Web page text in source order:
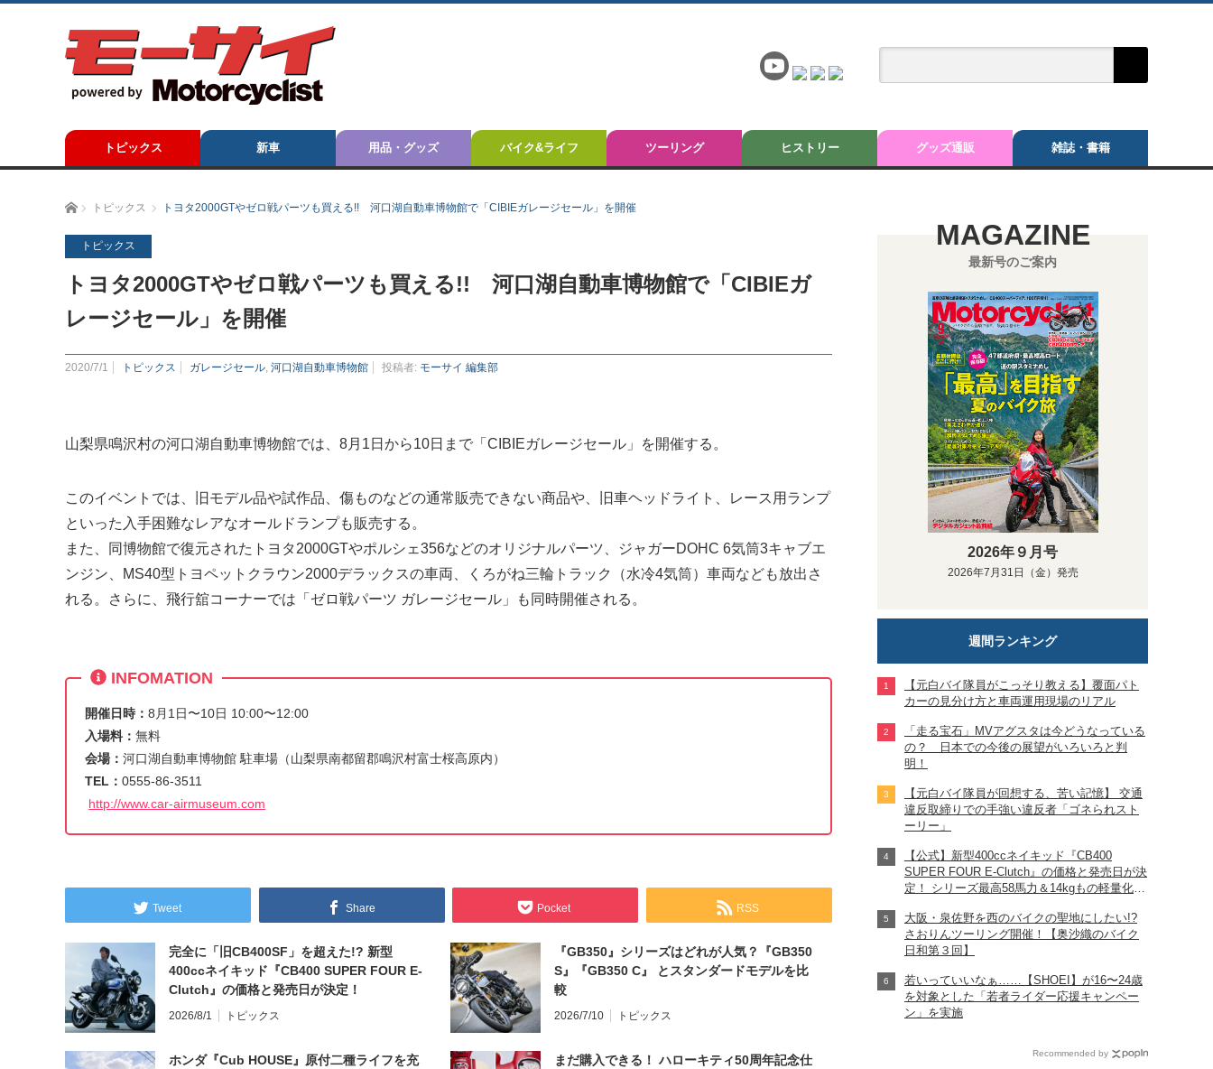
トピックス 新車 用品・グッズ バイク&ライフ ツーリング ヒストリー グッズ通販 雑誌・書籍
ホームトピックス トヨタ2000GTやゼロ戦パーツも買える!! 河口湖自動車博物館で「CIBIEガレージセール」を開催
トピックス
トヨタ2000GTやゼロ戦パーツも買える!! 河口湖自動車博物館で「CIBIEガ
レージセール」を開催
2020/7/1 トピックス ガレージセール 河口湖自動車博物館 投稿者: モーサイ 編集部
山梨県鳴沢村の河口湖自動車博物館では、8月1日から10日まで「CIBIEガレージセール」を開催する。
このイベントでは、旧モデル品や試作品、傷ものなどの通常販売できない商品や、旧車ヘッドライト、レース用ランプ
といった入手困難なレアなオールドランプも販売する。
また、同博物館で復元されたトヨタ2000GTやポルシェ356などのオリジナルパーツ、ジャガーDOHC 6気筒3キャブエ
ンジン、MS40型トヨペットクラウン2000デラックスの車両、くろがね三輪トラック（水冷4気筒）車両なども放出さ
れる。さらに、飛行舘コーナーでは「ゼロ戦パーツ ガレージセール」も同時開催される。
INFOMATION
開催日時： 8月1日〜10日 10:00〜12:00
入場料： 無料
会場： 河口湖自動車博物館 駐車場（山梨県南都留郡鳴沢村富士桜高原内）
TEL： 0555-86-3511
http://www.car-airmuseum.com
Tweet Share Pocket RSS
完全に「旧CB400SF」を超えた!? 新型
400ccネイキッド『CB400 SUPER FOUR E-
Clutch』の価格と発売日が決定！
2026/8/1 トピックス
『GB350』シリーズはどれが人気？『GB350
S』『GB350 C』 とスタンダードモデルを比
較
2026/7/10 トピックス
ホンダ『Cub HOUSE』原付二種ライフを充
まだ購入できる！ ハローキティ50周年記念仕
MAGAZINE
最新号のご案内
2026年９月号
2026年7月31日（金）発売
週間ランキング
【元白バイ隊員がこっそり教える】覆面パト
カーの見分け方と車両運用現場のリアル
「走る宝石」MVアグスタは今どうなっている
の？ 日本での今後の展望がいろいろと判
明！
【元白バイ隊員が回想する、苦い記憶】 交通
違反取締りでの手強い違反者「ゴネられスト
ーリー」
【公式】新型400ccネイキッド『CB400
SUPER FOUR E-Clutch』の価格と発売日が決
定！ シリーズ最高58馬力＆14kgもの軽量化!?
【Honda2026新車ニュース】
大阪・泉佐野を西のバイクの聖地にしたい!?
さおりんツーリング開催！【奥沙織のバイク
日和第３回】
若いっていいなぁ……【SHOEI】が16〜24歳
を対象とした「若者ライダー応援キャンペー
ン」を実施
Recommended by